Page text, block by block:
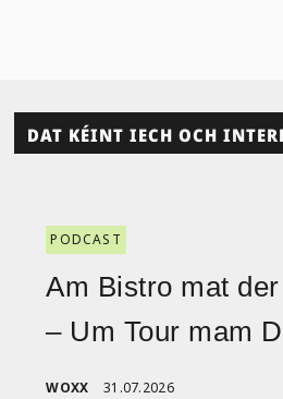
DAT KÉINT IECH OCH
PODCAST
Am Bistro mat
– Um Tour mam
WOXX 31.07.2026